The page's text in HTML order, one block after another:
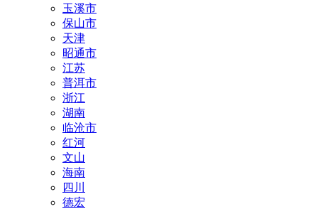
玉溪市
保山市
天津
昭通市
江苏
普洱市
浙江
湖南
临沧市
红河
文山
海南
四川
德宏